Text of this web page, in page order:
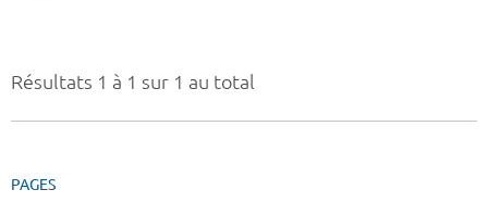
Résultats 1 à 1 sur 1 au total
PAGES